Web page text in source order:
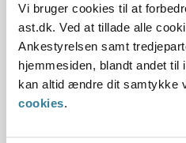
Vi bruger cookies til at
ast.dk. Ved at tillade alle
Ankestyrelsen samt
hjemmesiden, blandt andet
kan altid ændre dit samtykke
cookies.
Nævnet var enig med
således vægt på, at ansøgeren
1992 og med komplikationer i
øjenforandringer. Herudover
ansøgerens HbA1c-værdi lå på
blodsukker ligger mellem 4